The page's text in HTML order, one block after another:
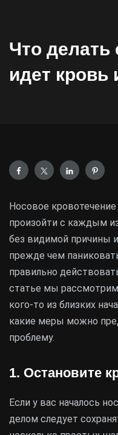
Что делать
идет кровь
Носовое
произойти с каждым
без видимой причины
прежде чем
правильно
статье мы
кого-то из близких
какие меры можно
проблему.
1. Остановите
Если у вас началось
делом следует